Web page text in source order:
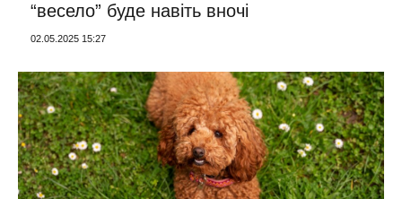
“весело” буде навіть вночі
02.05.2025 15:27